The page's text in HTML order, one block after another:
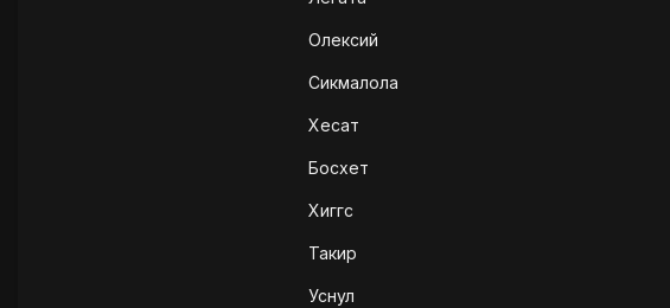
Олексий
Сикмалола
Хесат
Босхет
Хиггс
Такир
Уснул